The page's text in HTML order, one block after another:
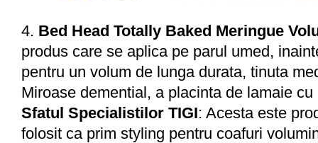
4. Bed Head Totally Baked Meringue
produs care se aplica pe parul umed,
pentru un volum de lunga durata, tinuta
Miroase demential, a placinta de lamaie cu
Sfatul Specialistilor TIGI: Acesta este
folosit ca prim styling pentru coafuri